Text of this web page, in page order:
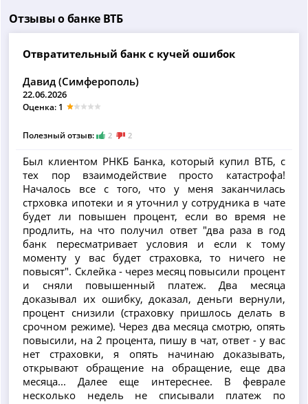
Отзывы о банке ВТБ
Отвратительный банк с кучей ошибок
Давид (Симферополь)
22.06.2026
Оценка: 1
Полезный отзыв: 2 2
Был клиентом РНКБ Банка, который купил ВТБ, с
тех пор взаимодействие просто катастрофа!
Началось все с того, что у меня заканчилась
стрховка ипотеки и я уточнил у сотрудника в чате
будет ли повышен процент, если во время не
продлить, на что получил ответ "два раза в год
банк пересматривает условия и если к тому
моменту у вас будет страховка, то ничего не
повысят". Склейка - через месяц повысили процент
и сняли повышенный платеж. Два месяца
доказывал их ошибку, доказал, деньги вернули,
процент снизили (страховку пришлось делать в
срочном режиме). Через два месяца смотрю, опять
повысили, на 2 процента, пишу в чат, ответ - у вас
нет страховки, я опять начинаю доказывать,
открывают обращение на обращение, еще два
месяца... Далее еще интереснее. В феврале
несколько недель не списывали платеж по